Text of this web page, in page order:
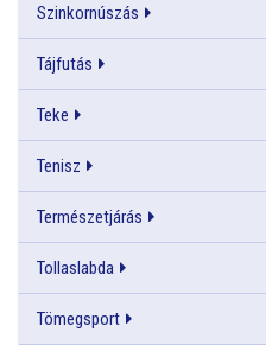
Szinkornúszás
Tájfutás
Teke
Tenisz
Természetjárás
Tollaslabda
Tömegsport